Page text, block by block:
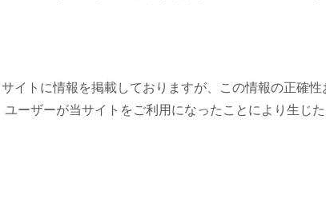
イトに情報を掲載しておりますが、この情報の正確
ーザーが当サイトをご利用になったことにより生じ